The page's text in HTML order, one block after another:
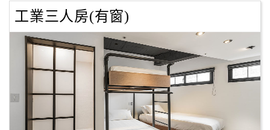
工業三人房(有窗)